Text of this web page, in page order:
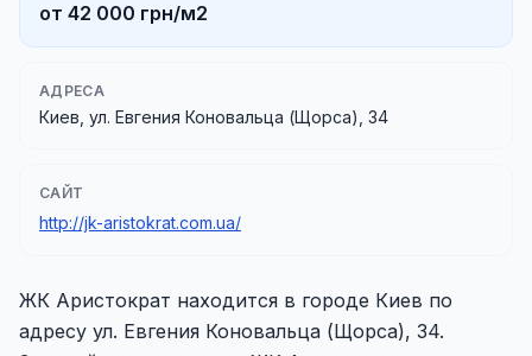
от 42 000 грн/м2
АДРЕСА
Киев, ул. Евгения Коновальца (Щорса), 34
САЙТ
http://jk-aristokrat.com.ua/
ЖК Аристократ находится в городе Киев по
адресу ул. Евгения Коновальца (Щорса), 34.